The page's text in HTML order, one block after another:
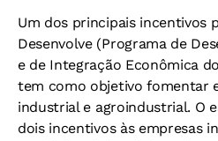
Um dos principais incentivos
Desenvolve (Programa de
e de Integração Econômica
tem como objetivo fomentar
industrial e agroindustrial. O
dois incentivos às empresas